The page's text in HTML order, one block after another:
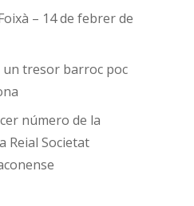
– 14 de febrer de
un tresor barroc poc
número de la
Reial Societat